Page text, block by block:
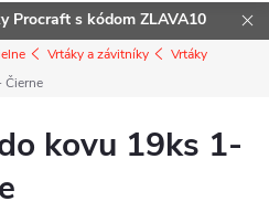
Procraft s kódom ZLAVA10
Vrtáky a závitníky
Vrtáky
Čierne
kovu 19ks 1-